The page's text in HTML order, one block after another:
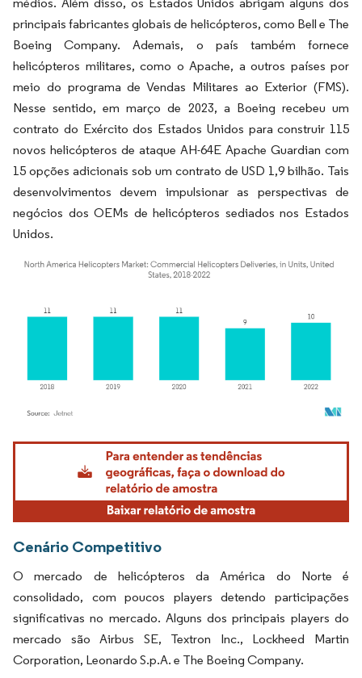
principais fabricantes globais de helicópteros, como Bell e The
Boeing Company. Ademais, o país também fornece
helicópteros militares, como o Apache, a outros países por
meio do programa de Vendas Militares ao Exterior (FMS).
Nesse sentido, em março de 2023, a Boeing recebeu um
contrato do Exército dos Estados Unidos para construir 115
novos helicópteros de ataque AH-64E Apache Guardian com
15 opções adicionais sob um contrato de USD 1,9 bilhão. Tais
desenvolvimentos devem impulsionar as perspectivas de
negócios dos OEMs de helicópteros sediados nos Estados
Unidos.
Imagem © Mordor Intelligence. O reuso requer atribuição conforme CC BY 4.0.
Cenário Competitivo
O mercado de helicópteros da América do Norte é
consolidado, com poucos players detendo participações
significativas no mercado. Alguns dos principais players do
mercado são Airbus SE, Textron Inc., Lockheed Martin
Corporation, Leonardo S.p.A. e The Boeing Company.